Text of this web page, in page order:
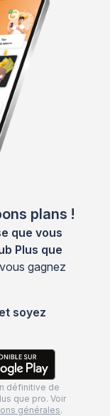
plans !
que vous
Plus que
gagnez
soyez
définitive de
que pro. Voir
générales.